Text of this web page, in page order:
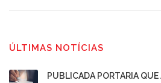
ÚLTIMAS NOTÍCIAS
PUBLICADA PORTARIA QUE